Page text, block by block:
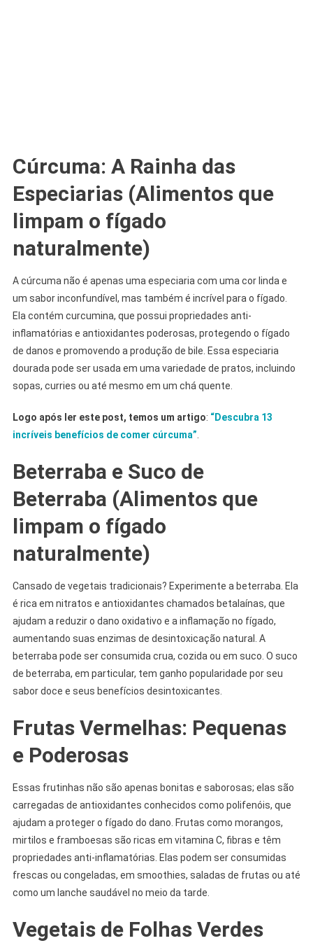
Cúrcuma: A Rainha das
Especiarias (Alimentos que
limpam o fígado
naturalmente)
A cúrcuma não é apenas uma especiaria com uma cor linda e
um sabor inconfundível, mas também é incrível para o fígado.
Ela contém curcumina, que possui propriedades anti-
inflamatórias e antioxidantes poderosas, protegendo o fígado
de danos e promovendo a produção de bile. Essa especiaria
dourada pode ser usada em uma variedade de pratos, incluindo
sopas, curries ou até mesmo em um chá quente.
Logo após ler este post, temos um artigo: “Descubra 13
incríveis benefícios de comer cúrcuma”
Beterraba e Suco de
Beterraba (Alimentos que
limpam o fígado
naturalmente)
Cansado de vegetais tradicionais? Experimente a beterraba. Ela
é rica em nitratos e antioxidantes chamados betalaínas, que
ajudam a reduzir o dano oxidativo e a inflamação no fígado,
aumentando suas enzimas de desintoxicação natural. A
beterraba pode ser consumida crua, cozida ou em suco. O suco
de beterraba, em particular, tem ganho popularidade por seu
sabor doce e seus benefícios desintoxicantes.
Frutas Vermelhas: Pequenas
e Poderosas
Essas frutinhas não são apenas bonitas e saborosas; elas são
carregadas de antioxidantes conhecidos como polifenóis, que
ajudam a proteger o fígado do dano. Frutas como morangos,
mirtilos e framboesas são ricas em vitamina C, fibras e têm
propriedades anti-inflamatórias. Elas podem ser consumidas
frescas ou congeladas, em smoothies, saladas de frutas ou até
como um lanche saudável no meio da tarde.
Vegetais de Folhas Verdes